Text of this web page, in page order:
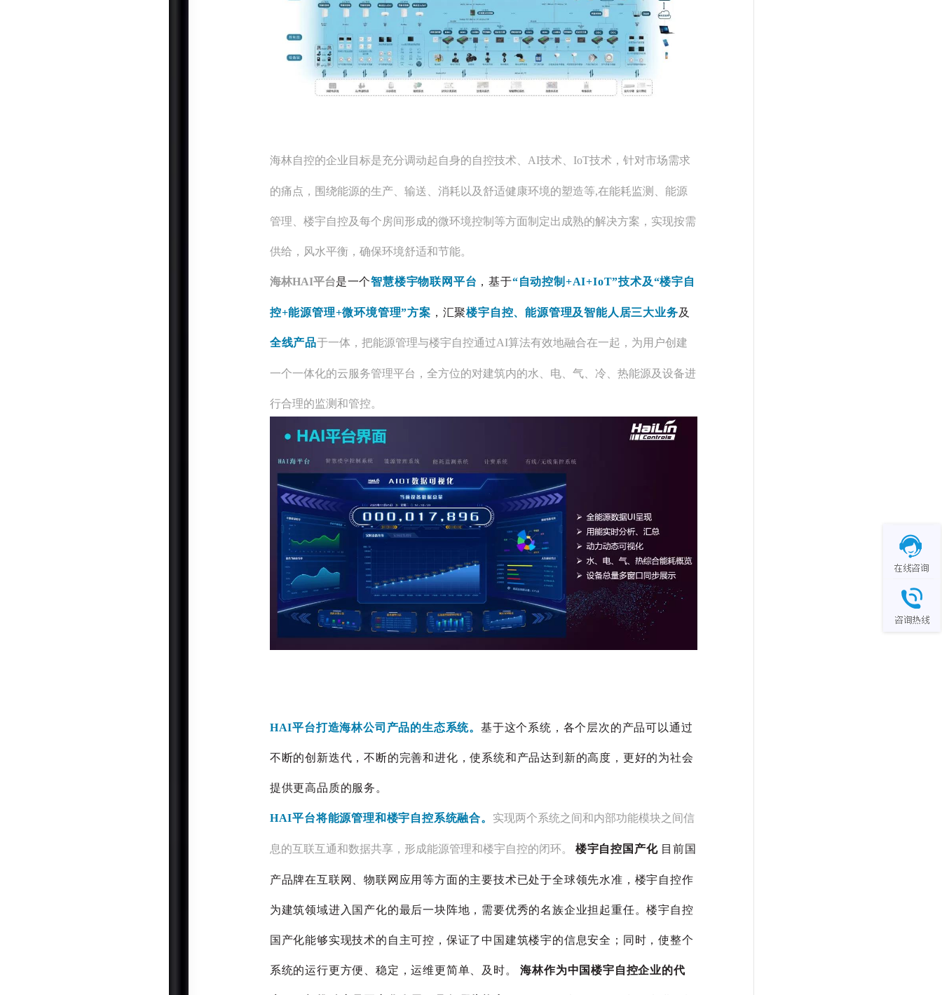
海林自控的企业目标是充分调动起自身的自控技术、 AI技术、IoT技术，针对市场需求
的痛点，围绕能源的生产、输送、消耗以及舒适健康环境的塑造等,在能耗监测、能源
管理、楼宇自控及每个房间形成的微环境控制等方面制定出成熟的解决方案，实现按需
供给，风水平衡，确保环境舒适和节能。
海林HAI平台是一个智慧楼宇物联网平台 ，基于“自动控制+AI+IoT”技术及“楼宇自
控+能源管理+微环境管理”方案 ，汇聚楼宇自控、能源管理及智能人居三大业务及
全线产品于一体，把能源管理与楼宇自控通过AI算法有效地融合在一起，为用户创建
一个一体化的云服务管理平台，全方位的对建筑内的水、电、气、冷、热能源及设备进
行合理的监测和管控。
HAI平台打造海林公司产品的生态系统。 基于这个系统，各个层次的产品可以通过
不断的创新迭代，不断的完善和进化，使系统和产品达到新的高度，更好的为社会
提供更高品质的服务。
HAI平台将能源管理和楼宇自控系统融合。 实现两个系统之间和内部功能模块之间信
息的互联互通和数据共享，形成能源管理和楼宇自控的闭环。 楼宇自控国产化目前国
产品牌在互联网、物联网应用等方面的主要技术已处于全球领先水准，楼宇自控作
为建筑领域进入国产化的最后一块阵地，需要优秀的名族企业担起重任。楼宇自控
国产化能够实现技术的自主可控，保证了中国建筑楼宇的信息安全；同时，使整个
系统的运行更方便、稳定，运维更简单、及时。海林作为中国楼宇自控企业的代